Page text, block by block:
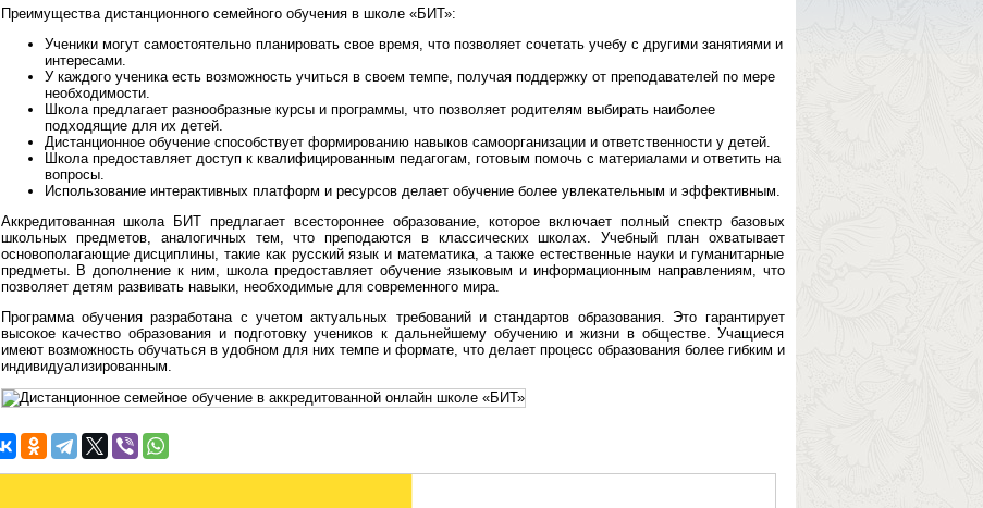
Преимущества дистанционного семейного обучения в школе «БИТ»:
Ученики могут самостоятельно планировать свое время, что позволяет сочетать учебу с другими занятиями и
интересами.
У каждого ученика есть возможность учиться в своем темпе, получая поддержку от преподавателей по мере
необходимости.
Школа предлагает разнообразные курсы и программы, что позволяет родителям выбирать наиболее
подходящие для их детей.
Дистанционное обучение способствует формированию навыков самоорганизации и ответственности у детей.
Школа предоставляет доступ к квалифицированным педагогам, готовым помочь с материалами и ответить на
вопросы.
Использование интерактивных платформ и ресурсов делает обучение более увлекательным и эффективным.
Аккредитованная школа БИТ предлагает всестороннее образование, которое включает полный спектр базовых
школьных предметов, аналогичных тем, что преподаются в классических школах. Учебный план охватывает
основополагающие дисциплины, такие как русский язык и математика, а также естественные науки и гуманитарные
предметы. В дополнение к ним, школа предоставляет обучение языковым и информационным направлениям, что
позволяет детям развивать навыки, необходимые для современного мира.
Программа обучения разработана с учетом актуальных требований и стандартов образования. Это гарантирует
высокое качество образования и подготовку учеников к дальнейшему обучению и жизни в обществе. Учащиеся
имеют возможность обучаться в удобном для них темпе и формате, что делает процесс образования более гибким и
индивидуализированным.